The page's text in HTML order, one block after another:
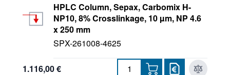
HPLC Column, Sepax, Carbomix H-
NP10, 8% Crosslinkage, 10 µm, NP 4.6
x 250 mm
SPX-261008-4625
1.116,00 €